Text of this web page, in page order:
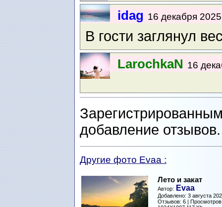
idag 16 декабря 2025
В гости заглянул
LarochkaN 16
добавление
Другие фото Evaa :
Лето и закат
Автор: Evaa
Добавлено: 3 августа
Отзывов: 6 |